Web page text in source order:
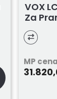
VOX
Za
MP